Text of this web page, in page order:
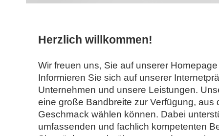
Herzlich willkommen!
Wir freuen uns, Sie auf unserer
Informieren Sie sich auf unserer
Unternehmen und unsere Leistungen.
eine große Bandbreite zur Verfügung, aus
Geschmack wählen können. Dabei
umfassenden und fachlich kompetenten